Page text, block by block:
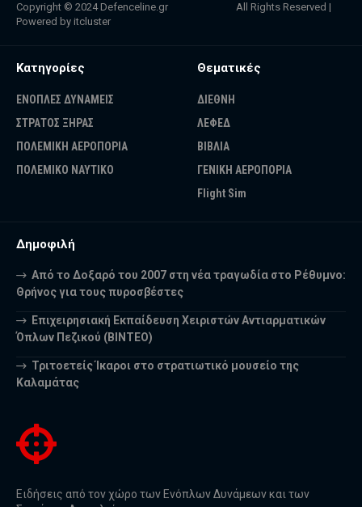
Copyright © 2024 Defenceline.gr All Rights Reserved |
Powered by itcluster
Κατηγορίες
ΕΝΟΠΛΕΣ ΔΥΝΑΜΕΙΣ
ΣΤΡΑΤΟΣ ΞΗΡΑΣ
ΠΟΛΕΜΙΚΗ ΑΕΡΟΠΟΡΙΑ
ΠΟΛΕΜΙΚΟ ΝΑΥΤΙΚΟ
Θεματικές
ΔΙΕΘΝΗ
ΛΕΦΕΔ
ΒΙΒΛΙΑ
ΓΕΝΙΚΗ ΑΕΡΟΠΟΡΙΑ
Flight Sim
Δημοφιλή
Από το Δοξαρό του 2007 στη νέα τραγωδία στο Ρέθυμνο:
Θρήνος για τους πυροσβέστες
Επιχειρησιακή Εκπαίδευση Χειριστών Αντιαρματικών
Όπλων Πεζικού (ΒΙΝΤΕΟ)
Τριτοετείς Ίκαροι στο στρατιωτικό μουσείο της
Καλαμάτας
Ειδήσεις από τον χώρο των Ενόπλων Δυνάμεων και των